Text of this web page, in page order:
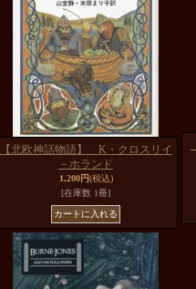
【北欧神話物語】 K・クロスリイ
－ホランド
1,200円(税込)
[在庫数 1冊]